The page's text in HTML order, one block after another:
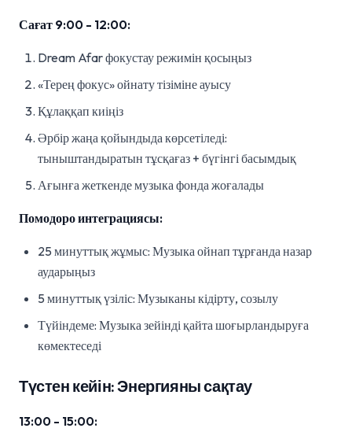
Сағат 9:00 - 12:00:
Dream Afar фокустау режимін қосыңыз
«Терең фокус» ойнату тізіміне ауысу
Құлаққап киіңіз
Әрбір жаңа қойындыда көрсетіледі:
тыныштандыратын тұсқағаз + бүгінгі басымдық
Ағынға жеткенде музыка фонда жоғалады
Помодоро интеграциясы:
25 минуттық жұмыс: Музыка ойнап тұрғанда назар
аударыңыз
5 минуттық үзіліс: Музыканы кідірту, созылу
Түйіндеме: Музыка зейінді қайта шоғырландыруға
көмектеседі
Түстен кейін: Энергияны сақтау
13:00 - 15:00: